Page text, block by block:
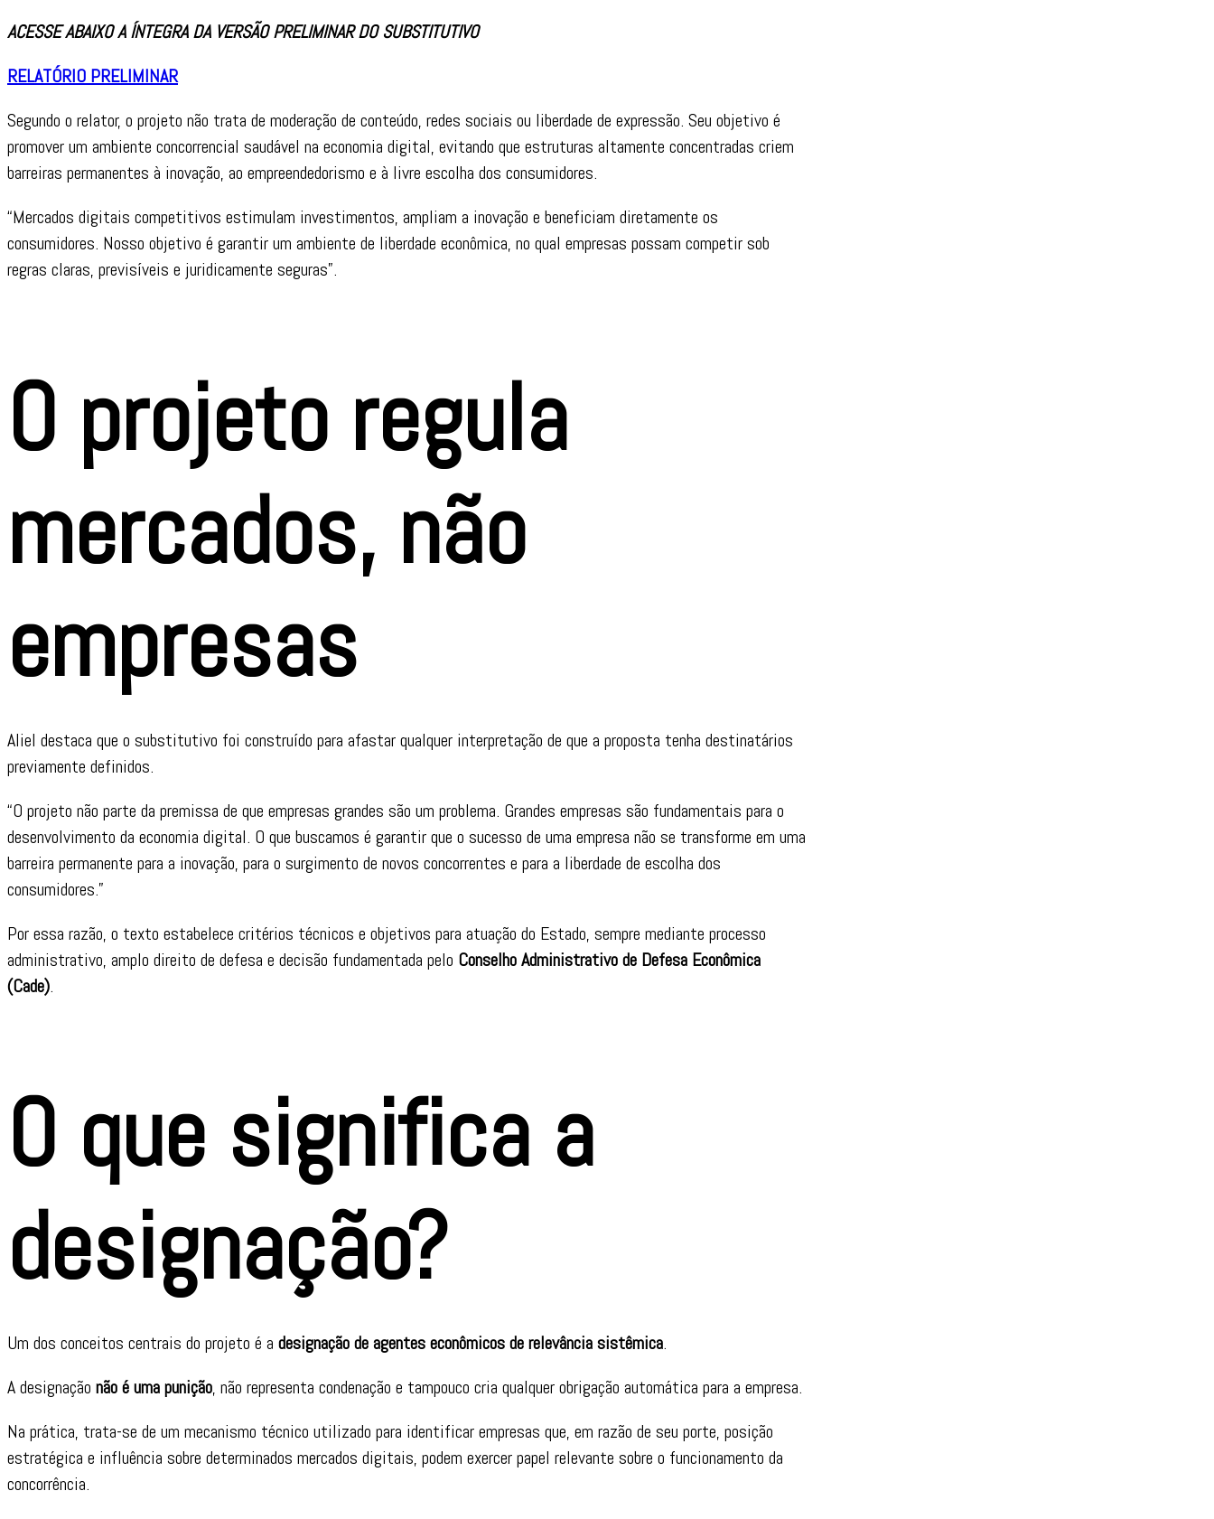
ACESSE ABAIXO A ÍNTEGRA DA VERSÃO PRELIMINAR DO SUBSTITUTIVO
RELATÓRIO PRELIMINAR
Segundo o relator, o projeto não trata de moderação de conteúdo, redes sociais ou liberdade de expressão. Seu objetivo é
promover um ambiente concorrencial saudável na economia digital, evitando que estruturas altamente concentradas criem
barreiras permanentes à inovação, ao empreendedorismo e à livre escolha dos consumidores.
“Mercados digitais competitivos estimulam investimentos, ampliam a inovação e beneficiam diretamente os
consumidores. Nosso objetivo é garantir um ambiente de liberdade econômica, no qual empresas possam competir sob
regras claras, previsíveis e juridicamente seguras”.
O projeto regula
mercados, não
empresas
Aliel destaca que o substitutivo foi construído para afastar qualquer interpretação de que a proposta tenha destinatários
previamente definidos.
“O projeto não parte da premissa de que empresas grandes são um problema. Grandes empresas são fundamentais para o
desenvolvimento da economia digital. O que buscamos é garantir que o sucesso de uma empresa não se transforme em uma
barreira permanente para a inovação, para o surgimento de novos concorrentes e para a liberdade de escolha dos
consumidores.”
Por essa razão, o texto estabelece critérios técnicos e objetivos para atuação do Estado, sempre mediante processo
administrativo, amplo direito de defesa e decisão fundamentada pelo Conselho Administrativo de Defesa Econômica
(Cade).
O que significa a
designação?
Um dos conceitos centrais do projeto é a designação de agentes econômicos de relevância sistêmica.
A designação não é uma punição, não representa condenação e tampouco cria qualquer obrigação automática para a empresa.
Na prática, trata-se de um mecanismo técnico utilizado para identificar empresas que, em razão de seu porte, posição
estratégica e influência sobre determinados mercados digitais, podem exercer papel relevante sobre o funcionamento da
concorrência.